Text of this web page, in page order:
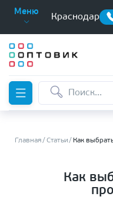
Меню
Краснодар
Главная Статьи Как
Как